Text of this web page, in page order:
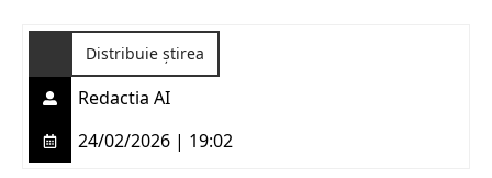
Distribuie știrea
Redactia AI
24/02/2026 | 19:02